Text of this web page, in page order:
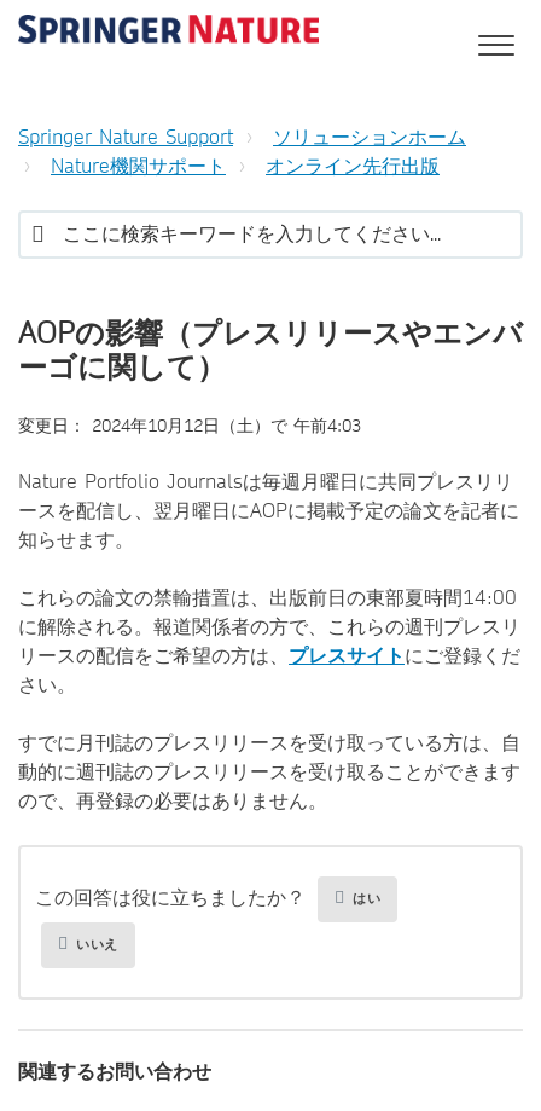
Springer Nature Support
ソリューションホーム
Nature機関サポート
オンライン先行出版
AOPの影響（プレスリリースやエンバ
ーゴに関して）
変更日： 2024年10月12日（土）で 午前4:03
Nature Portfolio Journalsは毎週月曜日に共同プレスリリ
ースを配信し、翌月曜日にAOPに掲載予定の論文を記者に
知らせます。
これらの論文の禁輸措置は、出版前日の東部夏時間14:00
に解除される。報道関係者の方で、これらの週刊プレスリ
リースの配信をご希望の方は、 プレスサイトにご登録くだ
さい。
すでに月刊誌のプレスリリースを受け取っている方は、自
動的に週刊誌のプレスリリースを受け取ることができます
ので、再登録の必要はありません。
この回答は役に立ちましたか？ はい
いいえ
関連するお問い合わせ